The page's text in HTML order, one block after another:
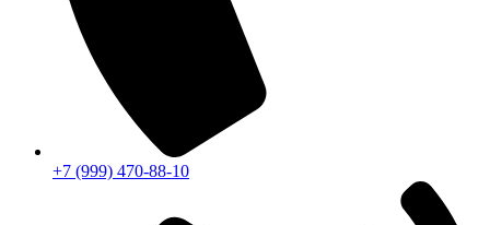
+7 (999) 470-88-10